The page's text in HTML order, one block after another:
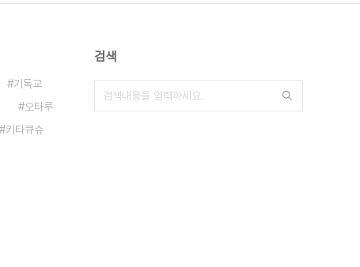
기독교
오타루
키타큐슈
검색